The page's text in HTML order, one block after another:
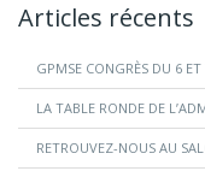
Articles récents
GPMSE CONGRÈS DU 6
LA TABLE RONDE DE
RETROUVEZ-NOUS AU